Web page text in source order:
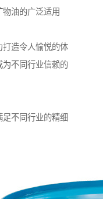
油的广泛适用
打造令人愉悦的体
为不同行业信赖的
不同行业的精细